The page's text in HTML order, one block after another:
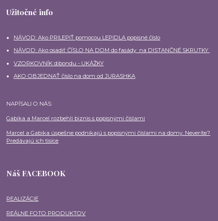
Užitočné info
NÁVOD: Ako PRILEPIŤ pomocou LEPIDLA popisné číslo
NÁVOD: Ako osadiť ČÍSLO NA DOM do fasády na DISTANČNÉ SKRUTKY
VZORKOVNÍK dibondu - UKÁŽKY
AKO OBJEDNAŤ číslo na dom od JURASHKA
NAPÍSALI O NÁS:
Gabika a Marcel rozbehli biznis s popisnými číslami
Marcel a Gabika úspešne podnikajú s popisnými číslami na domy. Neveríte?
Predávajú ich tisíce
Náš FACEBOOK
REALIZÁCIE
REÁLNE FOTO PRODUKTOV